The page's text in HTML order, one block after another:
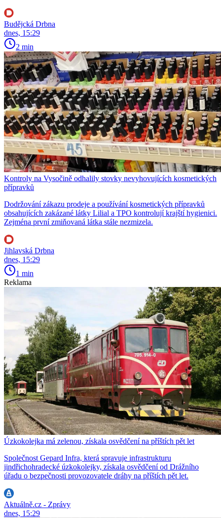
Budějcká Drbna
dnes, 15:29
2 min
Kontroly na Vysočině odhalily stovky nevyhovujících kosmetických
přípravků
Dodržování zákazu prodeje a používání kosmetických přípravků
obsahujících zakázané látky Lilial a TPO kontrolují krajští hygienici.
Zejména první zmiňovaná látka stále nezmizela.
Jihlavská Drbna
dnes, 15:29
1 min
Reklama
Úzkokolejka má zelenou, získala osvědčení na příštích pět let
Společnost Gepard Infra, která spravuje infrastrukturu
jindřichohradecké úzkokolejky, získala osvědčení od Drážního
úřadu o bezpečnosti provozovatele dráhy na příštích pět let.
Aktuálně.cz - Zprávy
dnes, 15:29